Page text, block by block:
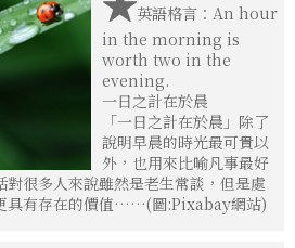
英語格言：An hour
in the morning is
worth two in the
evening.
一日之計在於晨
「一日之計在於晨」除了
說明早晨的時光最可貴以
外，也用來比喻凡事最好
很多人來說雖然是老生常談，但是處
具有存在的價值……(圖:Pixabay網站)